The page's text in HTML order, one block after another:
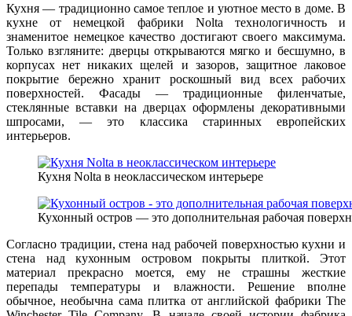
Кухня — традиционно самое теплое и уютное место в доме. В
кухне от немецкой фабрики Nolta технологичность и
знаменитое немецкое качество достигают своего максимума.
Только взгляните: дверцы открываются мягко и бесшумно, в
корпусах нет никаких щелей и зазоров, защитное лаковое
покрытие бережно хранит роскошный вид всех рабочих
поверхностей. Фасады — традиционные филенчатые,
стеклянные вставки на дверцах оформлены декоративными
шпросами, — это классика старинных европейских
интерьеров.
Кухня Nolta в неоклассическом интерьере
Кухонный остров — это дополнительная рабочая
Согласно традиции, стена над рабочей поверхностью кухни и
стена над кухонным островом покрыты плиткой. Этот
материал прекрасно моется, ему не страшны жесткие
перепады температуры и влажности. Решение вполне
обычное, необычна сама плитка от английской фабрики The